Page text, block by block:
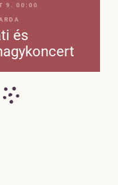
9. 00:00
és